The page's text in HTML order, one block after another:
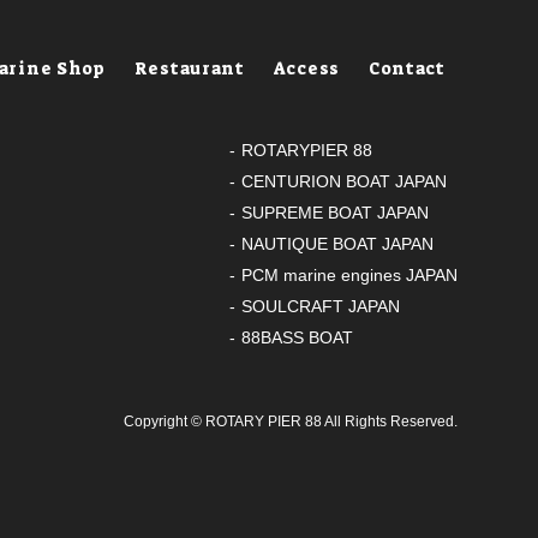
Shop Restaurant Access Contact
ROTARYPIER 88
CENTURION BOAT JAPAN
SUPREME BOAT JAPAN
NAUTIQUE BOAT JAPAN
PCM marine engines JAPAN
SOULCRAFT JAPAN
88BASS BOAT
Copyright © ROTARY PIER 88All Rights Reserved.